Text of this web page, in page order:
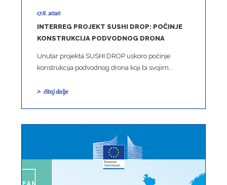
17.6. 2020
INTERREG PROJEKT SUSHI DROP: POČINJE
KONSTRUKCIJA PODVODNOG DRONA
Unutar projekta SUSHI DROP uskoro počinje
konstrukcija podvodnog drona koji bi svojim...
čitaj dalje